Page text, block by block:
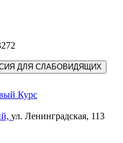
ул. Ленинградская, 113